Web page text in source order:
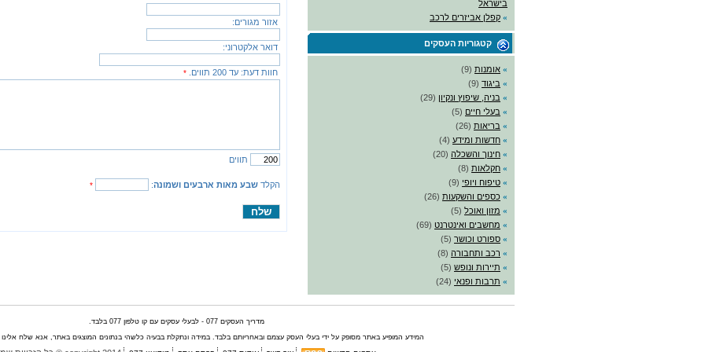
אזור מגורים:
דואר אלקטרוני:
חוות דעת: עד 200 תווים. *
תווים
הקלד שבע מאות ארבעים ושמונה:
*
בישראל
» קפלן אביזרים לרכב
קטגוריות העסקים
» אומנות (9)
» ביגוד (9)
» בניה, שיפוץ ונקיון (29)
» בעלי חיים (5)
» בריאות (26)
» חדשות ומידע (4)
» חינוך והשכלה (20)
» חקלאות (8)
» טיפוח ויופי (9)
» כספים והשקעות (26)
» מזון ואוכל (5)
» מחשבים ואינטרנט (69)
» ספורט וכושר (5)
» רכב ותחבורה (8)
» תיירות ונופש (5)
» תרבות ופנאי (24)
מדריך העסקים 077 - לבעלי עסקים עם קו טלפון 077 בלבד.
המידע המופיע באתר מסופק על ידי בעלי העסק עצמם ובאחריותם בלבד. במידה ונתקלת בבעיה כלשהי בנתונים המוצגים באתר, אנא שלח אלינו